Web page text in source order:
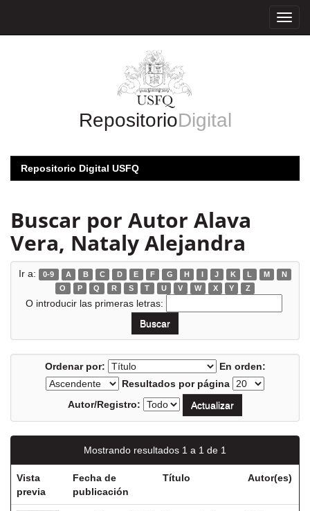
RepositorioDigital
Repositorio Digital USFQ
Buscar por Autor Alava
Vera, Nataly Alejandra
Ir a: 0-9 A B C D E F G H I J K L M
N
O
P Q R S T U V W X Y Z
O introducir las primeras letras:
Ordenar por:
En orden:
Resultados por página
Autor/Registro:
Mostrando resultados 1 a 1 de 1
Vista
previa
Fecha de
publicación
Título Autor(es)